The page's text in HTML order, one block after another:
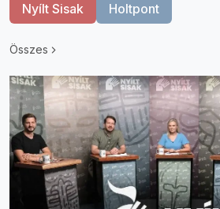
Nyílt Sisak Holtpont
Összes